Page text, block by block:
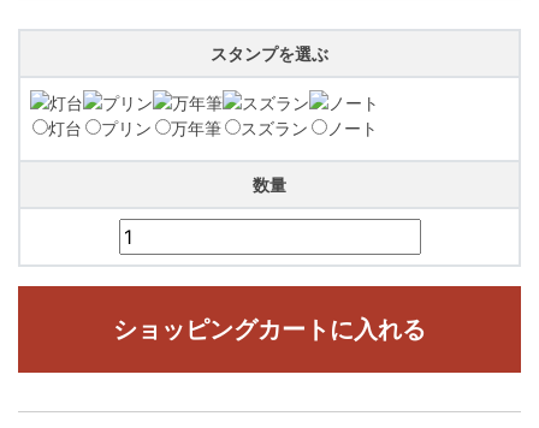
スタンプを選ぶ
灯台 プリン 万年筆 スズラン ノート
数量
ショッピングカートに入れる